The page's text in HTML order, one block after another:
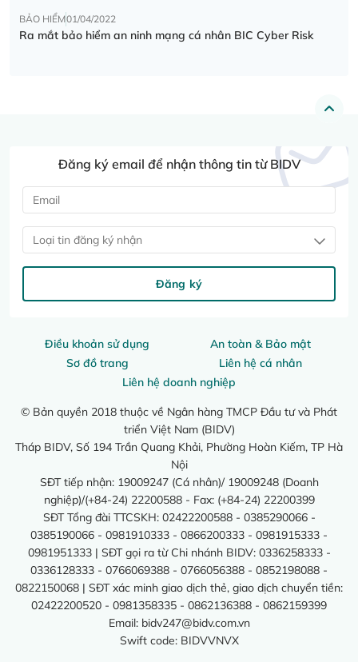
BẢO HIỂM01/04/2022
Ra mắt bảo hiểm an ninh mạng cá nhân BIC Cyber Risk
Điều khoản sử dụng
An toàn & Bảo mật
Sơ đồ trang
Liên hệ cá nhân
Liên hệ doanh nghiệp
© Bản quyền 2018 thuộc về Ngân hàng TMCP Đầu tư và Phát
triển Việt Nam (BIDV)
Tháp BIDV, Số 194 Trần Quang Khải, Phường Hoàn Kiếm, TP Hà
Nội
SĐT tiếp nhận: 19009247 (Cá nhân)/ 19009248 (Doanh
nghiệp)/(+84-24) 22200588 - Fax: (+84-24) 22200399
SĐT Tổng đài TTCSKH: 02422200588 - 0385290066 -
0385190066 - 0981910333 - 0866200333 - 0981915333 -
0981951333 | SĐT gọi ra từ Chi nhánh BIDV: 0336258333 -
0336128333 - 0766069388 - 0766056388 - 0852198088 -
0822150068 | SĐT xác minh giao dịch thẻ, giao dịch chuyển tiền:
02422200520 - 0981358335 - 0862136388 - 0862159399
Email: bidv247@bidv.com.vn
Swift code: BIDVVNVX
Đăng ký email để nhận thông tin từ BIDV
Loại tin đăng ký nhận
Đăng ký